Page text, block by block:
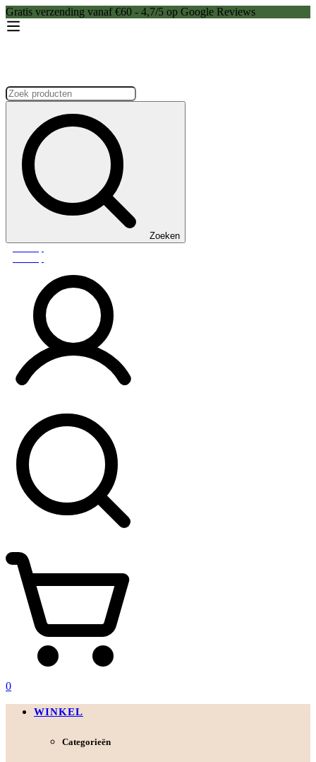
Gratis verzending vanaf €60 - 4,7/5 op Google Reviews
Zoeken:
Zoeken
0
WINKEL
Categorieën